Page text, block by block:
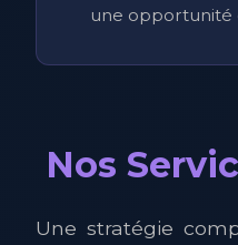
une opportunité
Nos
Une stratégie